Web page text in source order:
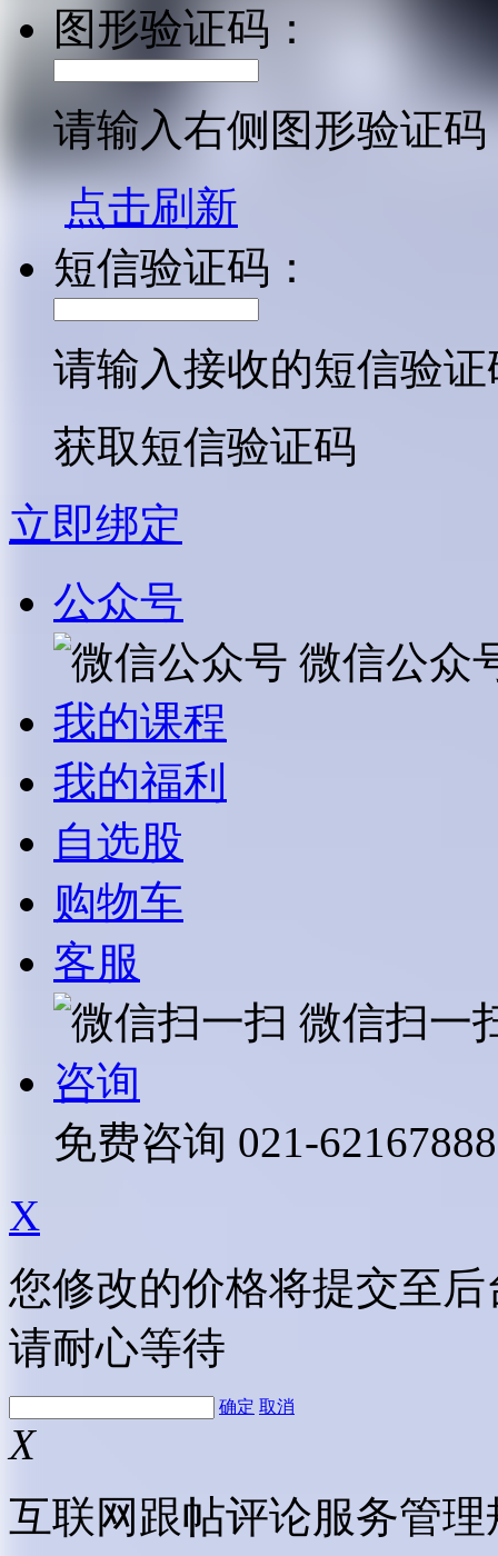
图形验证码：
请输入右侧图形验证码
点击刷新
短信验证码：
请输入接收的短信验证
获取短信验证码
立即绑定
公众号
微信公众
我的课程
我的福利
自选股
购物车
客服
微信扫一
咨询
免费咨询 021-62167888
X
您修改的价格将提交至
请耐心等待
确定 取消
X
互联网跟帖评论服务管理